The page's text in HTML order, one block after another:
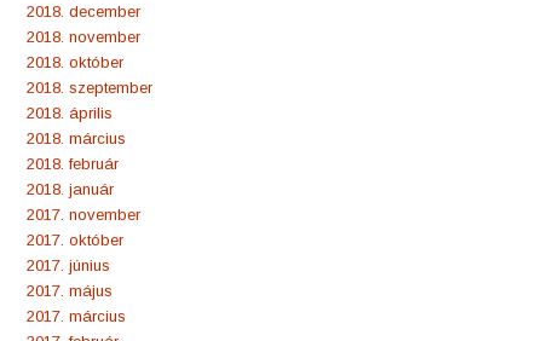
2018. december
2018. november
2018. október
2018. szeptember
2018. április
2018. március
2018. február
2018. január
2017. november
2017. október
2017. június
2017. május
2017. március